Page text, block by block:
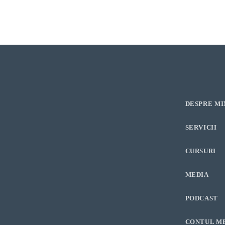
DESPRE
SERVICII
CURSURI
MEDIA
PODCAST
CONTUL